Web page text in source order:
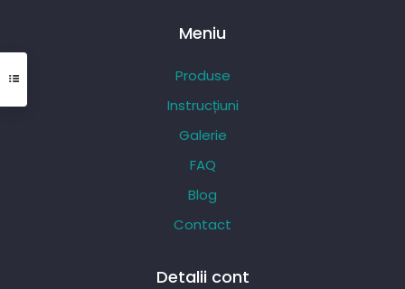
Meniu
Produse
Instrucțiuni
Galerie
FAQ
Blog
Contact
Detalii cont